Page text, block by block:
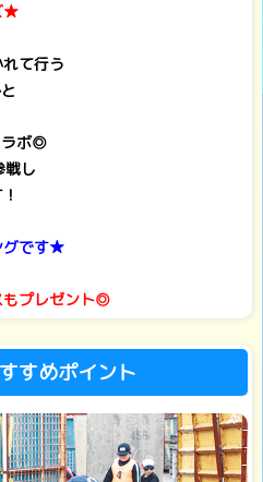
★
て行う
ラボ◎
戦し
グです★
もプレゼント◎
すめポイント